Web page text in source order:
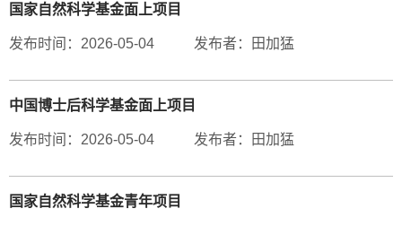
国家自然科学基金面上项目
发布时间：2026-05-04 发布者：田加猛
中国博士后科学基金面上项目
发布时间：2026-05-04 发布者：田加猛
国家自然科学基金青年项目